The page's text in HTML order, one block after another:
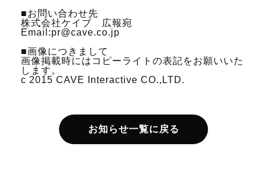
■お問い合わせ先
株式会社ケイブ 広報宛
Email:pr@cave.co.jp
■画像につきまして
画像掲載時にはコピーライトの表記をお願いいた
します。
c 2015 CAVE Interactive CO.,LTD.
お知らせ一覧に戻る